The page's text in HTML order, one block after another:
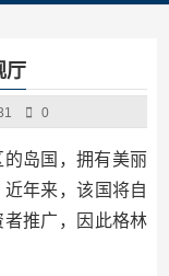
厅
0
岛国，拥有美丽
年来，该国将自
推广，因此格林